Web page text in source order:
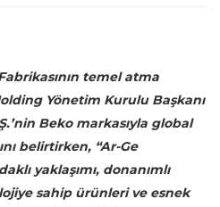
temel atma
Yönetim Kurulu Başkanı
Beko markasıyla global
belirtirken, “Ar-Ge
yaklaşımı, donanımlı
sahip ürünleri ve esnek